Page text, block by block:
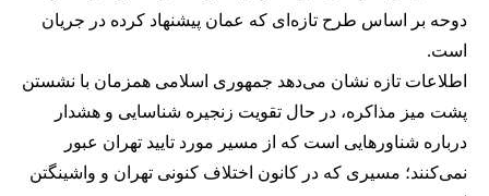
دوحه بر اساس طرح تازه‌ای که عمان پیشنهاد کرده در جریان
است.
اطلاعات تازه نشان می‌دهد جمهوری اسلامی همزمان با نشستن
پشت میز مذاکره، در حال تقویت زنجیره شناسایی و هشدار
درباره شناورهایی است که از مسیر مورد تایید تهران عبور
نمی‌کنند؛ مسیری که در کانون اختلاف کنونی تهران و واشینگتن